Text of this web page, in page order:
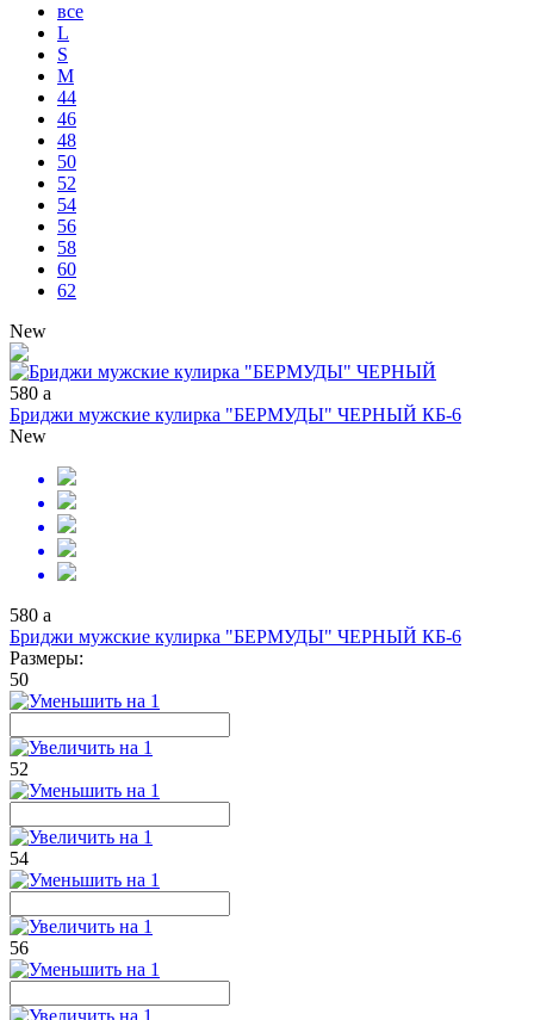
все
L
S
M
44
46
48
50
52
54
56
58
60
62
New
580 a
Бриджи мужские кулирка "БЕРМУДЫ" ЧЕРНЫЙ КБ-6
New
580 a
Бриджи мужские кулирка "БЕРМУДЫ" ЧЕРНЫЙ КБ-6
Размеры:
50
52
54
56